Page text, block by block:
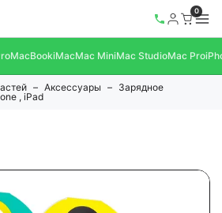
0
MacBookiMacMac MiniMac StudioMac Pro
Аксессуары
Зарядное
, iPad